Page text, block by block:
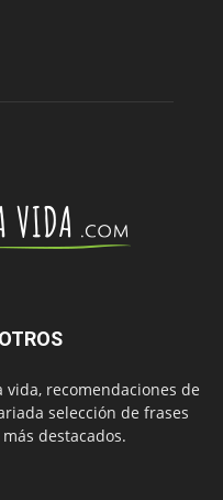
recomendaciones de
selección de frases
destacados.